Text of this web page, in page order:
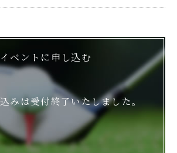
イベントに申し込む
みは受付終了いたしました。